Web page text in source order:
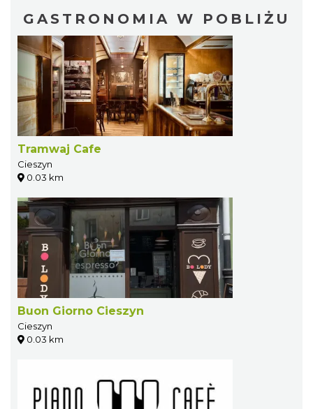
GASTRONOMIA W POBLIŻU
Tramwaj Cafe
Cieszyn
0.03 km
Buon Giorno Cieszyn
Cieszyn
0.03 km